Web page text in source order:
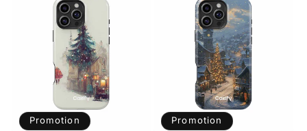
Promotion Promotion